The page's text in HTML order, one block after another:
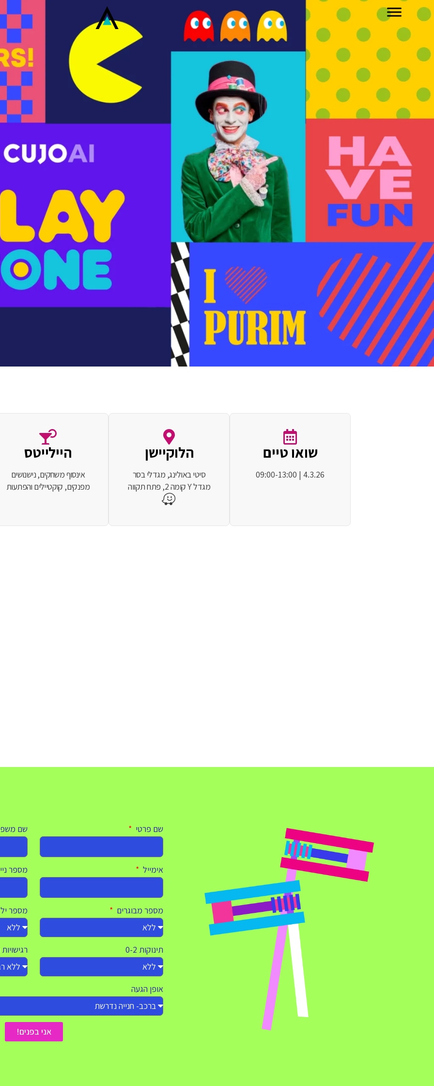
לתוכן
שואו טיים
4.3.26 | 09:00-13:00
הלוקיישן
סיטי באולינג, מגדלי בסר
מגדל Y קומה 2, פתח תקווה
היילייטס
אינסוף משחקים, נישנושים
מפנקים, קוקטיילים והפתעות
שם פרטי שם
אימייל מספר
מספר מבוגרים מספר
תינוקות 0-2
אופן הגעה
אני בפנים!